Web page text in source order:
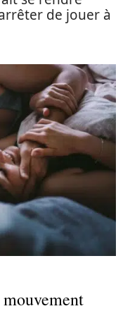
de jouer à